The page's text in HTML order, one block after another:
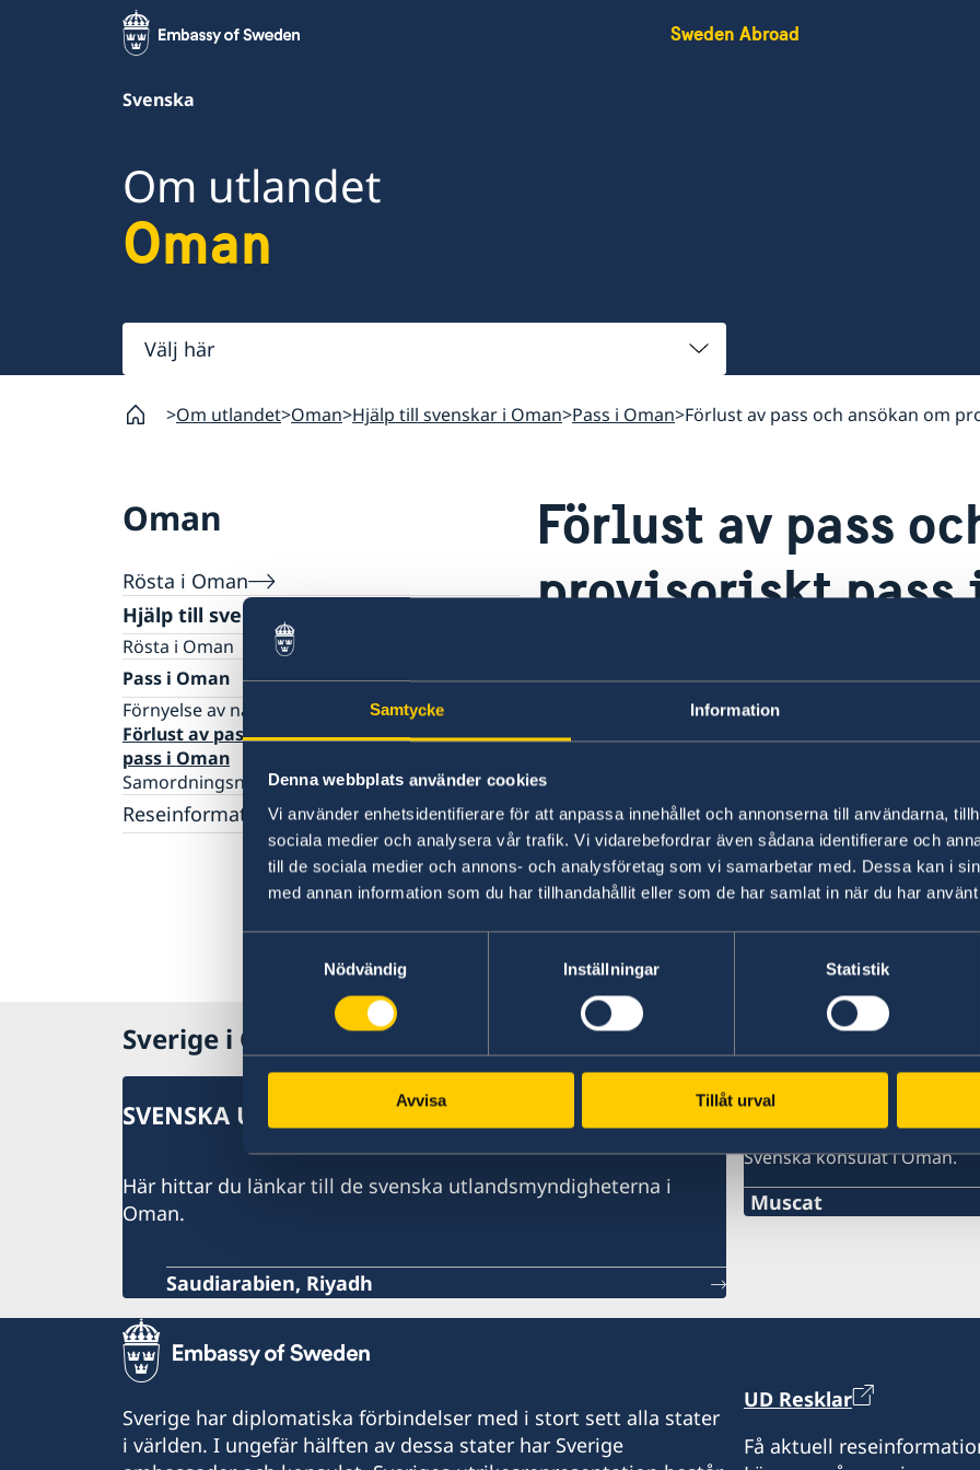
Samtycke Information
Denna webbplats använder cookies
Vi använder enhetsidentifierare för att anpassa innehållet och annonserna till användarna,
sociala medier och analysera vår trafik. Vi vidarebefordrar även sådana identifierare och
till de sociala medier och annons- och analysföretag som vi samarbetar med. Dessa kan i
med annan information som du har tillhandahållit eller som de har samlat in när du har
Nödvändig
Inställningar Statistik
Avvisa Tillåt urval
Sweden Abroad
Svenska
Om utlandet
Oman
Välj
här
Om utlandet Oman Hjälp till svenskar i Oman Pass i Oman Förlust av pass och ansökan om
Oman
Rösta i Oman
Hjälp till svenskar i Oman
Rösta i Oman
Pass i Oman
Förnyelse av nationellt pass och ID-kort i Oman
Förlust av pass och ansökan om provisoriskt
pass i Oman
Samordningsnummer
Reseinformation
Ambassadens reseinformation
Aktuella händelser
Allmänna säkerhetsläget
Naturförhållanden och katastrofer
In- och utresebestämmelser
Hälso- och sjukvård
Lokala lagar och sedvänjor
Kriminalitet och personlig säkerhet
Förlust av pass
provisoriskt pass
I Oman gäller i stort sett samma regler som i
om vad du ska göra om du har förlorat ditt
Sveriges honorärkonsulat i Muskat, Oman,
pass. Notera att det provisoriska passet
skickas med post till konsulatet för
dess att ansökan har kommit in till dess att
upphämtning vid honorärkonsulatet. Det är
leveranskostnaden från ambassaden i
Sverige i Oman
SVENSKA UTLANDSMYNDIGHETER I OMAN
Här hittar du länkar till de svenska utlandsmyndigheterna i
Oman.
Saudiarabien, Riyadh
SVENSKA
Svenska konsulat i Oman.
Muscat
Sverige har diplomatiska förbindelser med i stort sett alla stater
i världen. I ungefär hälften av dessa stater har Sverige
UD Resklar
Få aktuell